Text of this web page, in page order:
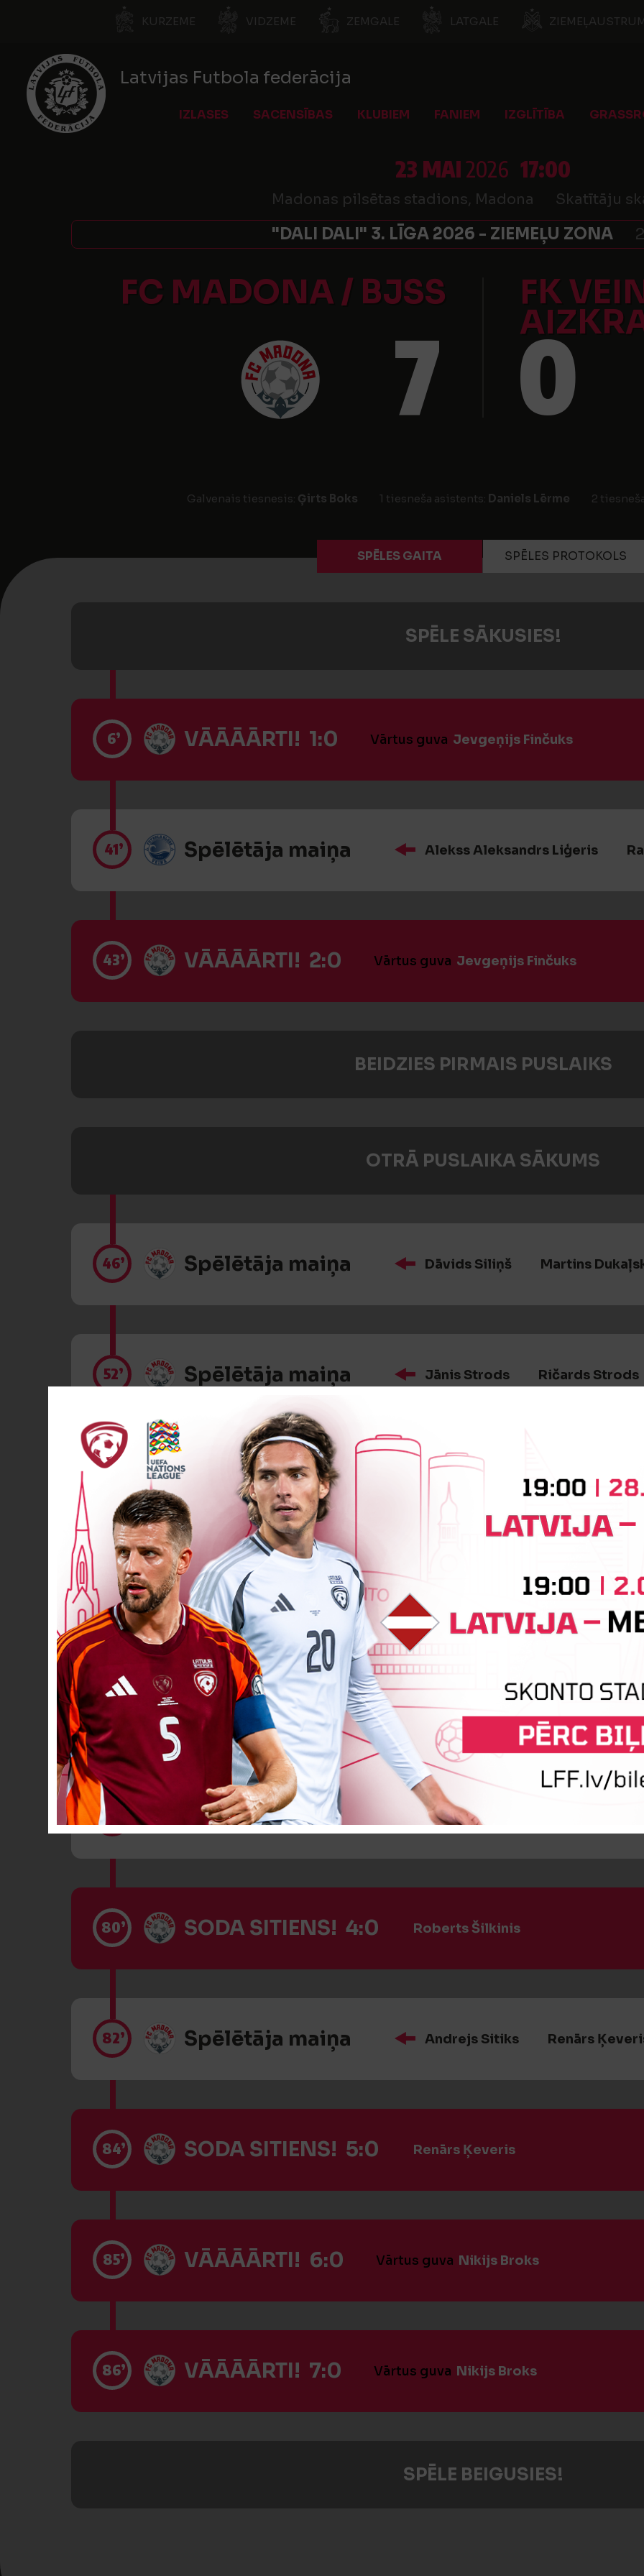
KURZEME VIDZEME ZEMGALE LATGALE
Latvijas Futbola federācija
IZLASES SACENSĪBAS KLUBIEM FANIEM IZGLĪTĪBA
23 MAI2026 17:00
Madonas pilsētas stadions, Madona Skatītāju
"DALI DALI" 3. LĪGA 2026 - ZIEMEĻU ZONA
FC MADONA / BJSS FK
7 0
Galvenais tiesnesis: Ģirts Boks 1 tiesneša asistents: Daniels Lērme 2
SPĒLES GAITA SPĒLES PROTOKOLS
SPĒLE SĀKUSIES!
6’ VĀĀĀĀRTI! 1:0 Vārtus guva Jevgeņijs Finčuks
41’ Spēlētāja maiņa Alekss Aleksandrs Liģeris
43’ VĀĀĀĀRTI! 2:0 Vārtus guva Jevgeņijs Finčuks
BEIDZIES PIRMAIS PUSLAIKS
OTRĀ PUSLAIKA SĀKUMS
46’ Spēlētāja maiņa Dāvids Siliņš Martins
52’ Spēlētāja maiņa Jānis Strods Ričards Strods
Spēlētāja maiņa Horens Gaiduks Ralfs Keišs
52’ Spēlētāja maiņa Rihards Āboliņš
VĀĀĀĀRTI! 3:0 Vārtus guvaNikijs Broks
79’ Dzeltenā kartīte Markuss Puriņš
80’ SODA SITIENS! 4:0 Roberts Šilkinis
82’ Spēlētāja maiņa Andrejs Sitiks Renārs
84’ SODA SITIENS! 5:0 Renārs Ķeveris
85’ VĀĀĀĀRTI! 6:0 Vārtus guva Nikijs Broks
86’ VĀĀĀĀRTI! 7:0 Vārtus guva Nikijs Broks
SPĒLE BEIGUSIES!